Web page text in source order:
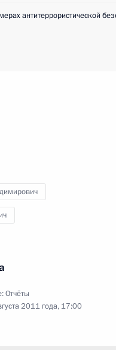
антитеррористической
Отчёты
2011 года, 17:00